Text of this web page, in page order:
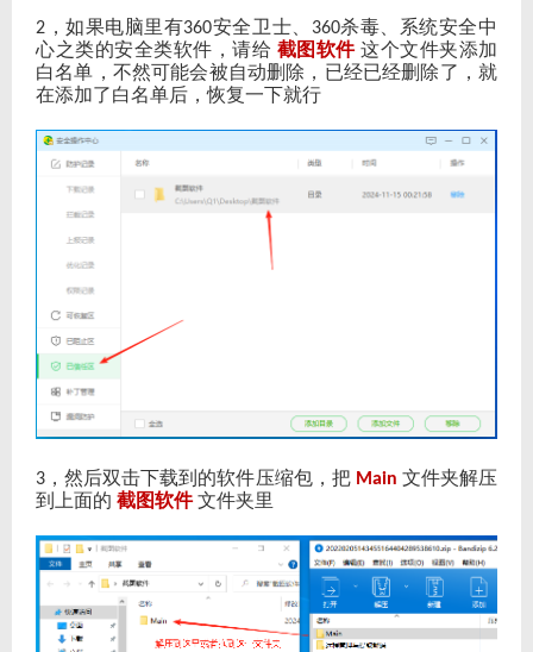
2 ，如果电脑里有360安全卫士、 360杀毒、系统安全中
心之类的安全类软件，请给 截图软件这个文件夹添加
白名单，不然可能会被自动删除，已经已经删除了，就
在添加了白名单后，恢复一下就行
3 ，然后双击下载到的软件压缩包，把 Main 文件夹解压
到上面的 截图软件文件夹里